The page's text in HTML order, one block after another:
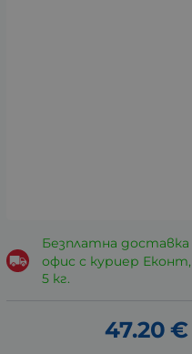
Безплатна доставка
офис с куриер
5 кг.
47.20 €